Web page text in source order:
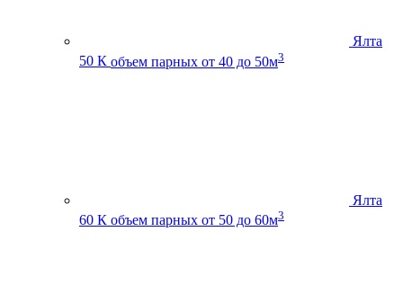
Ялта
50 К объем парных от 40 до 50м3
Ялта
60 К объем парных от 50 до 60м3